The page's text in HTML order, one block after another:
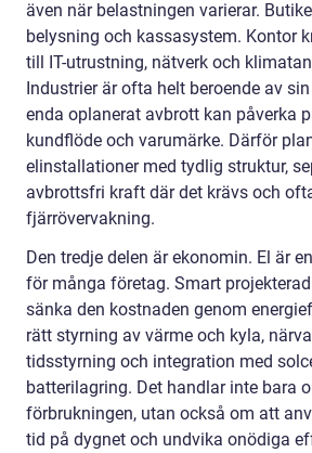
även när belastningen varierar.
belysning och kassasystem. Kontor
till IT-utrustning, nätverk och
Industrier är ofta helt beroende av
enda oplanerat avbrott kan påverka
kundflöde och varumärke. Därför
elinstallationer med tydlig struktur,
avbrottsfri kraft där det krävs och
fjärrövervakning.
Den tredje delen är ekonomin. El är
för många företag. Smart
sänka den kostnaden genom
rätt styrning av värme och kyla,
tidsstyrning och integration med
batterilagring. Det handlar inte bara
förbrukningen, utan också om att
tid på dygnet och undvika onödiga